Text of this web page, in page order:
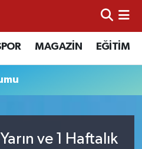
MAGAZİN EĞİTİM
ve 1 Haftalık
Haritası